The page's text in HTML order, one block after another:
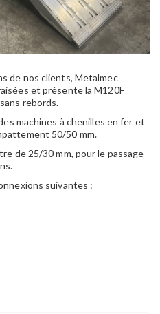
de nos clients, Metalmec
et présente la M120F
rebords.
machines à chenilles en fer et
50/50 mm.
de 25/30 mm, pour le passage
suivantes :